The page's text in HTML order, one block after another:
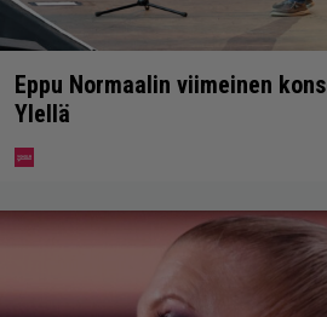
Eppu Normaalin viimeinen
Ylellä